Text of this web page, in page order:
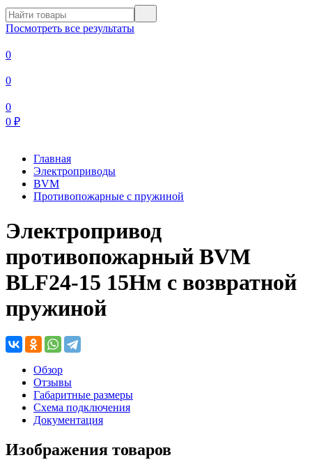
Посмотреть все результаты
0
0
0
0 ₽
Главная
Электроприводы
BVM
Противопожарные с пружиной
Электропривод
противопожарный BVM
BLF24-15 15Нм с возвратной
пружиной
Обзор
Отзывы
Габаритные размеры
Схема подключения
Документация
Изображения товаров